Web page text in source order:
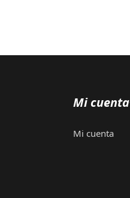
Mi cuenta
Mi cuenta